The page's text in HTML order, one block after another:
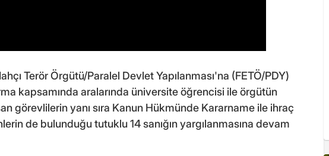
Terör Örgütü/Paralel Devlet Yapılanması'na (FETÖ/PDY)
kapsamında aralarında üniversite öğrencisi ile örgütün
görevlilerin yanı sıra Kanun Hükmünde Kararname ile ihraç
de bulunduğu tutuklu 14 sanığın yargılanmasına devam